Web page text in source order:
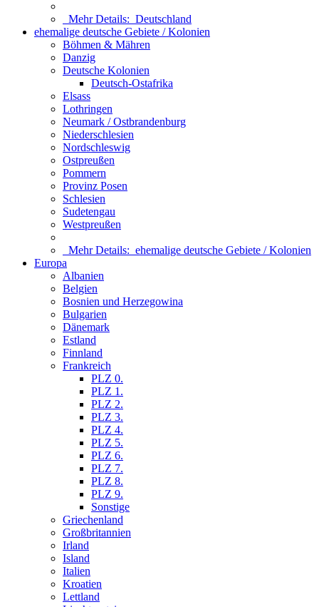
Mehr Details: Deutschland
ehemalige deutsche Gebiete / Kolonien
Böhmen & Mähren
Danzig
Deutsche Kolonien
Deutsch-Ostafrika
Elsass
Lothringen
Neumark / Ostbrandenburg
Niederschlesien
Nordschleswig
Ostpreußen
Pommern
Provinz Posen
Schlesien
Sudetengau
Westpreußen
Mehr Details: ehemalige deutsche Gebiete / Kolonien
Europa
Albanien
Belgien
Bosnien und Herzegowina
Bulgarien
Dänemark
Estland
Finnland
Frankreich
PLZ 0.
PLZ 1.
PLZ 2.
PLZ 3.
PLZ 4.
PLZ 5.
PLZ 6.
PLZ 7.
PLZ 8.
PLZ 9.
Sonstige
Griechenland
Großbritannien
Irland
Island
Italien
Kroatien
Lettland